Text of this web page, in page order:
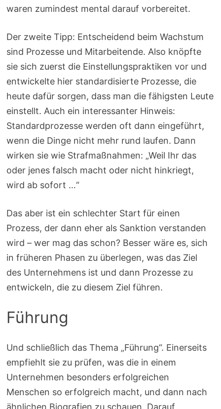
waren zumindest mental darauf vorbereitet.
Der zweite Tipp: Entscheidend beim Wachstum
sind Prozesse und Mitarbeitende. Also knöpfte
sie sich zuerst die Einstellungspraktiken vor und
entwickelte hier standardisierte Prozesse, die
heute dafür sorgen, dass man die fähigsten Leute
einstellt. Auch ein interessanter Hinweis:
Standardprozesse werden oft dann eingeführt,
wenn die Dinge nicht mehr rund laufen. Dann
wirken sie wie Strafmaßnahmen: „Weil Ihr das
oder jenes falsch macht oder nicht hinkriegt,
wird ab sofort …“
Das aber ist ein schlechter Start für einen
Prozess, der dann eher als Sanktion verstanden
wird – wer mag das schon? Besser wäre es, sich
in früheren Phasen zu überlegen, was das Ziel
des Unternehmens ist und dann Prozesse zu
entwickeln, die zu diesem Ziel führen.
Führung
Und schließlich das Thema „Führung“. Einerseits
empfiehlt sie zu prüfen, was die in einem
Unternehmen besonders erfolgreichen
Menschen so erfolgreich macht, und dann nach
ähnlichen Biografien zu schauen. Darauf